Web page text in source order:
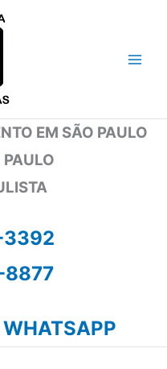
EM SÃO PAULO
PAULO
3392
8877